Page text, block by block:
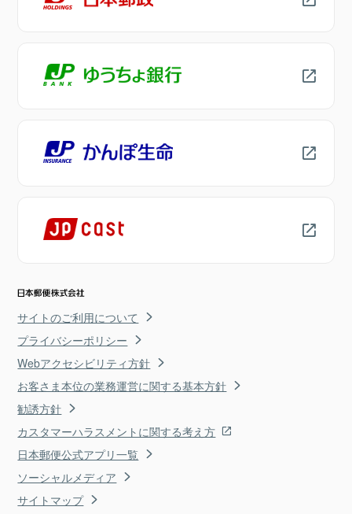
サイトのご利用について
プライバシーポリシー
Webアクセシビリティ方針
お客さま本位の業務運営に関する基本方針
勧誘方針
カスタマーハラスメントに関する考え方
日本郵便公式アプリ一覧
ソーシャルメディア
サイトマップ